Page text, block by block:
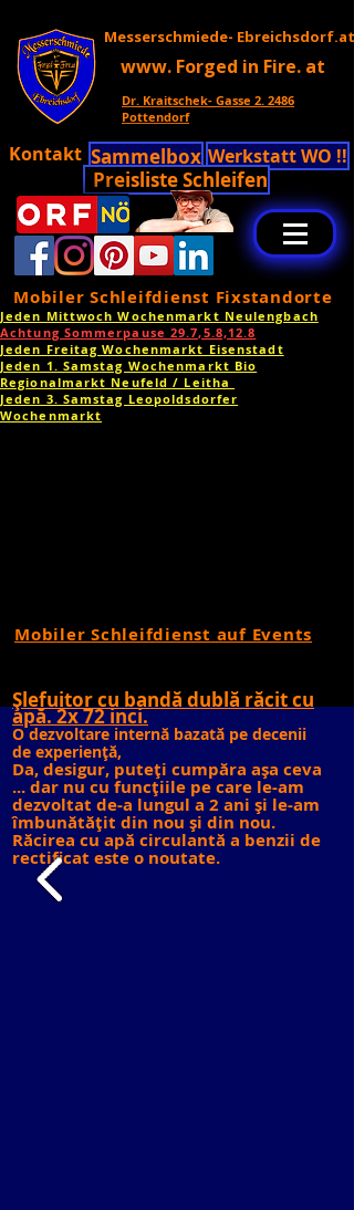
Messerschmiede- Ebreichsdorf.at
www. Forged in Fire. at
Dr. Kraitschek- Gasse 2. 2486
Pottendorf
Kontakt Sammelbox Werkstatt WO !!
Preisliste Schleifen
Mobiler Schleifdienst Fixstandorte
Jeden Mittwoch Wochenmarkt Neulengbach
Achtung Sommerpause 29.7,5.8,12.8
Jeden Freitag Wochenmarkt Eisenstadt
Jeden 1. Samstag Wochenmarkt Bio
Regionalmarkt Neufeld / Leitha
Jeden 3. Samstag Leopoldsdorfer
Wochenmarkt
Mobiler Schleifdienst auf Events
Șlefuitor cu bandă dublă răcit cu
apă. 2x 72 inci.
O dezvoltare internă bazată pe decenii
de experiență,
Da, desigur, puteți cumpăra așa ceva
... dar nu cu funcțiile pe care le-am
dezvoltat de-a lungul a 2 ani și le-am
îmbunătățit din nou și din nou.
Răcirea cu apă circulantă a benzii de
rectificat este o noutate.